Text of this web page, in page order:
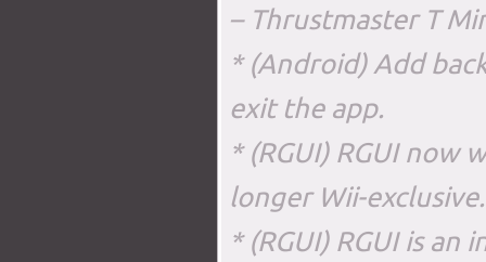
– Thrustmaster T
* (Android) Add
exit the app.
* (RGUI) RGUI now
longer Wii-exclusive.
* (RGUI) RGUI is